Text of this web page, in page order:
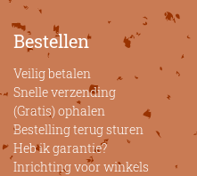
Bestellen
Veilig betalen
Snelle verzending
(Gratis) ophalen
Bestelling terug sturen
Heb ik garantie?
Inrichting voor winkels